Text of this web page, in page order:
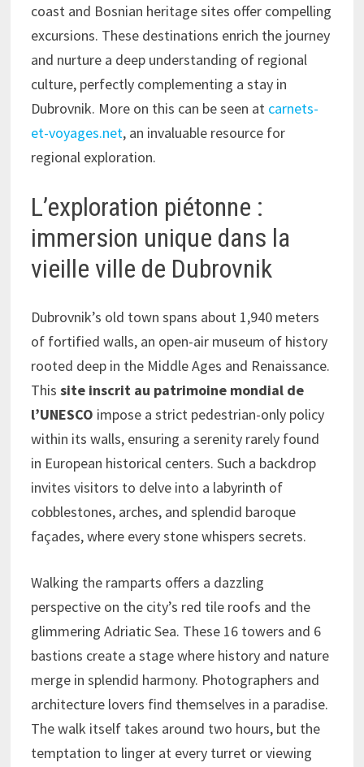
coast and Bosnian heritage sites offer compelling
excursions. These destinations enrich the journey
and nurture a deep understanding of regional
culture, perfectly complementing a stay in
Dubrovnik. More on this can be seen at carnets-
et-voyages.net, an invaluable resource for
regional exploration.
L’exploration piétonne :
immersion unique dans la
vieille ville de Dubrovnik
Dubrovnik’s old town spans about 1,940 meters
of fortified walls, an open-air museum of history
rooted deep in the Middle Ages and Renaissance.
Thissite inscrit au patrimoine mondial de
l’UNESCO impose a strict pedestrian-only policy
within its walls, ensuring a serenity rarely found
in European historical centers. Such a backdrop
invites visitors to delve into a labyrinth of
cobblestones, arches, and splendid baroque
façades, where every stone whispers secrets.
Walking the ramparts offers a dazzling
perspective on the city’s red tile roofs and the
glimmering Adriatic Sea. These 16 towers and 6
bastions create a stage where history and nature
merge in splendid harmony. Photographers and
architecture lovers find themselves in a paradise.
The walk itself takes around two hours, but the
temptation to linger at every turret or viewing